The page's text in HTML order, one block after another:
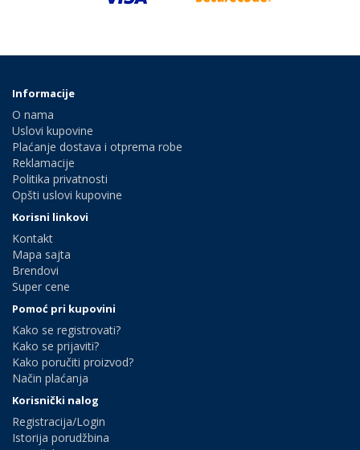
Informacije
O nama
Uslovi kupovine
Plaćanje dostava i otprema robe
Reklamacije
Politika privatnosti
Opšti uslovi kupovine
Korisni linkovi
Kontakt
Mapa sajta
Brendovi
Super cene
Pomoć pri kupovini
Kako se registrovati?
Kako se prijaviti?
Kako poručiti proizvod?
Način plaćanja
Korisnički nalog
Registracija/Login
Istorija porudžbina